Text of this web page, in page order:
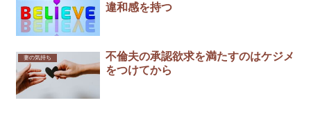
違和感を持つ
妻の気持ち
不倫夫の承認欲求を満たすのはケジメ
をつけてから